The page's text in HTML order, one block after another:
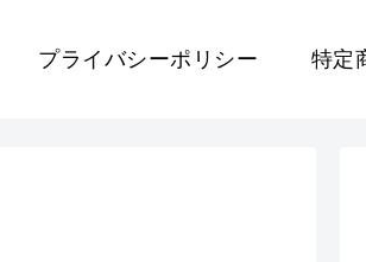
プライバシーポリシー 特定